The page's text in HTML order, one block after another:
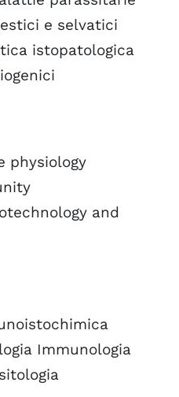
e selvatici
istopatologica
physiology
and
Immunologia